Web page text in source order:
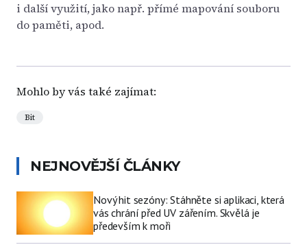
i další využití, jako např. přímé mapování souboru
do paměti, apod.
Mohlo by vás také zajímat:
Bit
NEJNOVĚJŠÍ ČLÁNKY
Nový hit sezóny: Stáhněte si aplikaci, která
vás chrání před UV zářením. Skvělá je
především k moři